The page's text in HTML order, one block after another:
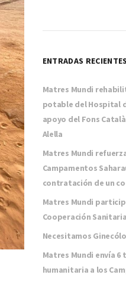
ENTRADAS RECIENTES
Matres Mundi
potable del Hospital
apoyo del Fons
Alella
Matres Mundi
Campamentos
contratación de un
Matres Mundi
Cooperación Sanitaria
Necesitamos
Matres Mundi envía 6
humanitaria a los